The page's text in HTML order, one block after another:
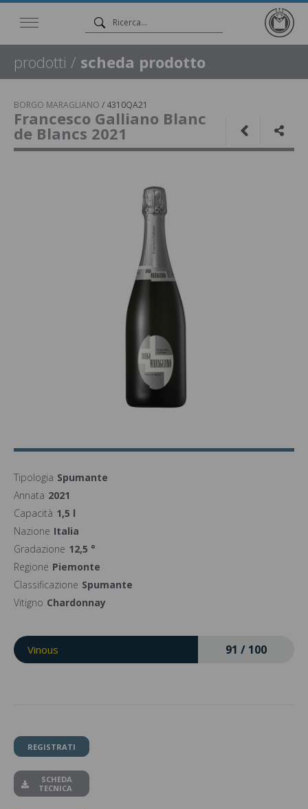
prodotti / scheda prodotto
BORGO MARAGLIANO / 4310QA21
Francesco Galliano Blanc
de Blancs 2021
Tipologia Spumante
Annata 2021
Capacità 1,5 l
Nazione Italia
Gradazione 12,5 °
Regione Piemonte
Classificazione Spumante
Vitigno Chardonnay
Vinous 91 / 100
REGISTRATI
SCHEDA
TECNICA